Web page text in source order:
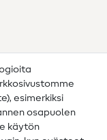
esimerkiksi
osapuolen
käytön